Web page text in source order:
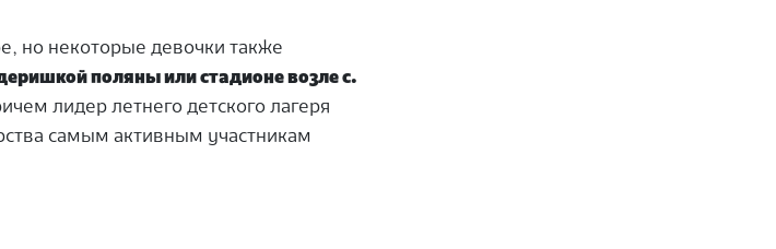
но некоторые девочки также
поляны или стадионе возле с.
лидер летнего детского лагеря
самым активным участникам